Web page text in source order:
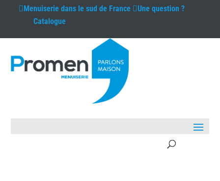
Menuiseriedans le sud de France
Une question ?
Catalogue